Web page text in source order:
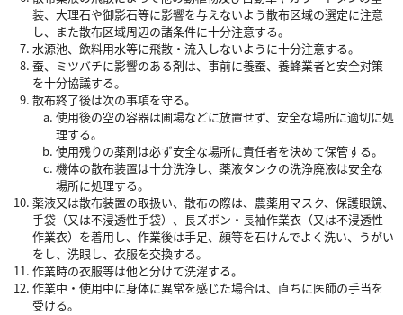
装、大理石や御影石等に影響を与えないよう散布区域の選定に注意
し、また散布区域周辺の諸条件に十分注意する。
水源池、飲料用水等に飛散・流入しないように十分注意する。
蚕、ミツバチに影響のある剤は、事前に養蚕、養蜂業者と安全対策
を十分協議する。
散布終了後は次の事項を守る。
使用後の空の容器は圃場などに放置せず、安全な場所に適切に処
理する。
使用残りの薬剤は必ず安全な場所に責任者を決めて保管する。
機体の散布装置は十分洗浄し、薬液タンクの洗浄廃液は安全な
場所に処理する。
薬液又は散布装置の取扱い、散布の際は、農薬用マスク、保護眼鏡、
手袋（又は不浸透性手袋）、長ズボン・長袖作業衣（又は不浸透性
作業衣）を着用し、作業後は手足、顔等を石けんでよく洗い、うがい
をし、洗眼し、衣服を交換する。
作業時の衣服等は他と分けて洗濯する。
作業中・使用中に身体に異常を感じた場合は、直ちに医師の手当を
受ける。